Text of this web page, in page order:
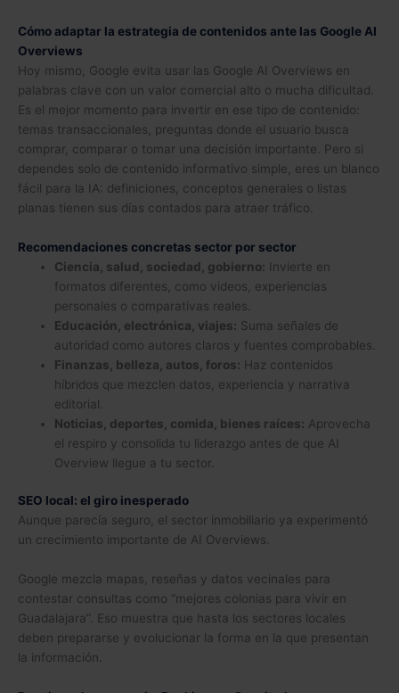
Cómo adaptar la estrategia de contenidos ante las Google AI
Overviews
Hoy mismo, Google evita usar las Google AI Overviews en
palabras clave con un valor comercial alto o mucha dificultad.
Es el mejor momento para invertir en ese tipo de contenido:
temas transaccionales, preguntas donde el usuario busca
comprar, comparar o tomar una decisión importante. Pero si
dependes solo de contenido informativo simple, eres un blanco
fácil para la IA: definiciones, conceptos generales o listas
planas tienen sus días contados para atraer tráfico.
Recomendaciones concretas sector por sector
Ciencia, salud, sociedad, gobierno: Invierte en
formatos diferentes, como videos, experiencias
personales o comparativas reales.
Educación, electrónica, viajes: Suma señales de
autoridad como autores claros y fuentes comprobables.
Finanzas, belleza, autos, foros: Haz contenidos
híbridos que mezclen datos, experiencia y narrativa
editorial.
Noticias, deportes, comida, bienes raíces: Aprovecha
el respiro y consolida tu liderazgo antes de que AI
Overview llegue a tu sector.
SEO local: el giro inesperado
Aunque parecía seguro, el sector inmobiliario ya experimentó
un crecimiento importante de AI Overviews.
Google mezcla mapas, reseñas y datos vecinales para
contestar consultas como “mejores colonias para vivir en
Guadalajara”. Eso muestra que hasta los sectores locales
deben prepararse y evolucionar la forma en la que presentan
la información.